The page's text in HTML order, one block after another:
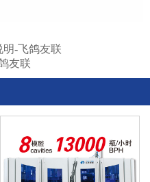
-飞鸽友联
友联